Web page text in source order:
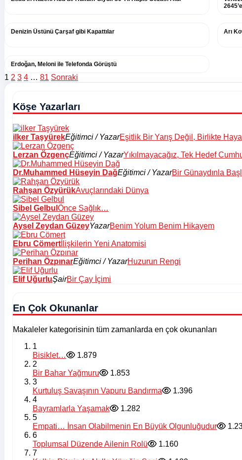
Denizin Üstünü Çarşaf gibi Kapattılar Arı
Erdoğan, Meloni ile Telefonda Görüştü
Yazı
1 2 3 4 … 81 Sonraki
Köşe Yazarları
ilker TaşyürekEğitimci / YazarEşitlik Bir Yarış Değil, Birlikte
Lerzan ÖzgençEğitimci / YazarYıkılmayacağız, Tek Hedef
Dr.Muhammed Hüseyin DağEğitimci / YazarBir Günaydınla
Rahşan ÖzyürükAvuçlarındaki Dünya
Sibel Gelbul Önce Sağlık…
Aysel Zeydan GüzeyYazarBenim Yolum Benim Hikayem
Ebru Cömert İlişkilerin Yeni Anatomisi
Perihan ÖzpınarEğitimci / YazarHuzurun Rengi
Elif UğurluŞairBir Çay İçimi
En Çok Okunanlar
Makaleler kategorisinin tüm zamanlarda en çok okunanları
1
Bisiklet…
1.879
2
Bir Bahar Yağmuru
1.853
3
Kurtuluş Savaşının Vapuru Bandırma
1.396
4
Bayramlarla Yaşamak
1.282
5
Empati… İnsan Olabilmenin En Büyük Olgunluğudur
6
Toplumsal Düzende Ailenin Rolü
1.160
7